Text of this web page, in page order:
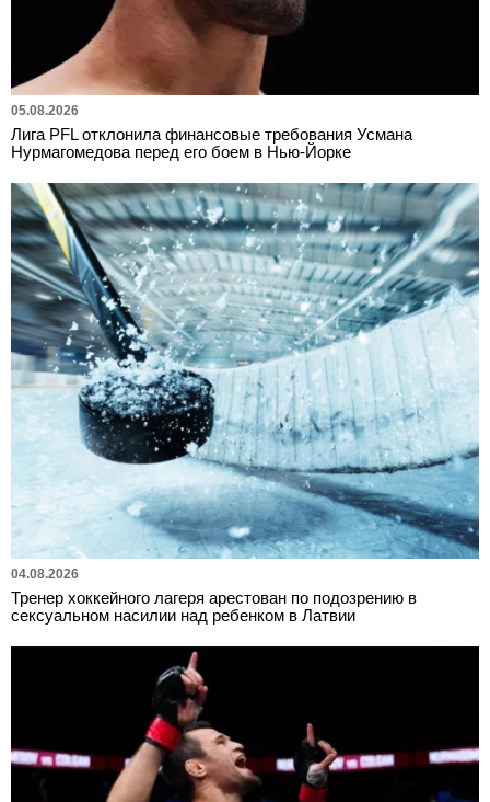
05.08.2026
Лига PFL отклонила финансовые требования Усмана
Нурмагомедова перед его боем в Нью-Йорке
04.08.2026
Тренер хоккейного лагеря арестован по подозрению в
сексуальном насилии над ребенком в Латвии